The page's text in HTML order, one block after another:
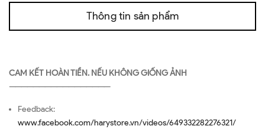
Thông tin sản phẩm
CAM KẾT HOÀN TIỀN. NẾU KHÔNG GIỐNG ẢNH
—————————————————
Feedback:
www.facebook.com/harystore.vn/videos/649332282276321/